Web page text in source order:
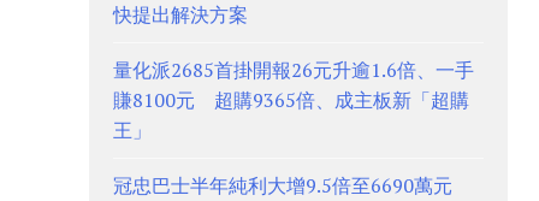
快提出解決方案
量化派2685首掛開報26元升逾1.6倍、一手
賺8100元 超購9365倍、成主板新「超購
王」
冠忠巴士半年純利大增9.5倍至6690萬元